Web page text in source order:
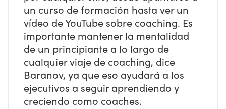
un curso de formación hasta ver un
vídeo de YouTube sobre coaching. Es
importante mantener la mentalidad
de un principiante a lo largo de
cualquier viaje de coaching, dice
Baranov, ya que eso ayudará a los
ejecutivos a seguir aprendiendo y
creciendo como coaches.